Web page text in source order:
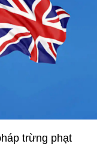
trừng phạt